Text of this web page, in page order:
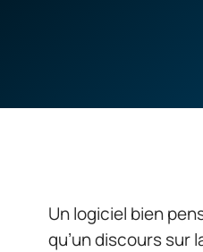
Un logiciel bien
qu’un discours sur